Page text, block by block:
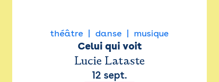
théâtre danse musique
Celui qui voit
Lucie Lataste
12 sept.